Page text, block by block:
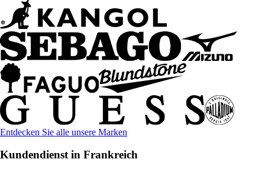
Entdecken Sie alle unsere Marken
Kundendienst in Frankreich